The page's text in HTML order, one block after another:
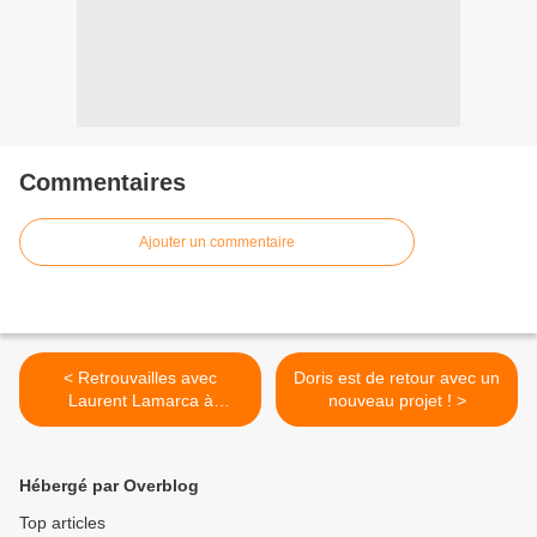
Commentaires
Ajouter un commentaire
< Retrouvailles avec
Laurent Lamarca à
l’occasion de la sortie de
Doris est de retour avec un
nouveau projet ! >
Hébergé par Overblog
Top articles